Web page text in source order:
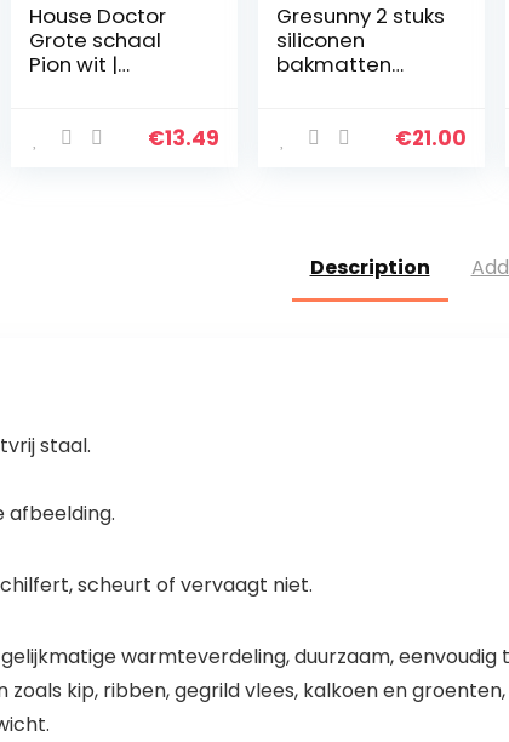
House Doctor
Grote schaal
Pion wit |
Saltbord,
€13.49
Gresunny 2 stuks
siliconen
bakmatten
herbruikbare€21.00
Description
staal.
afbeelding.
scheurt of vervaagt niet.
warmteverdeling, duurzaam,
zoals kip, ribben, gegrild vlees, kalkoen en